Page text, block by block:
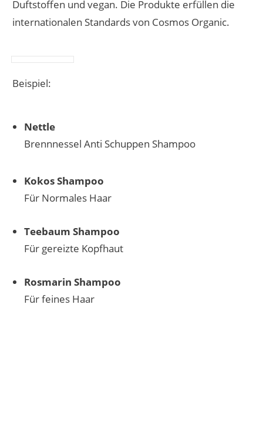
Duftstoffen und vegan. Die Produkte erfüllen die
internationalen Standards von Cosmos Organic.
Beispiel:
Nettle
Brennnessel Anti Schuppen Shampoo
Kokos Shampoo
Für Normales Haar
Teebaum Shampoo
Für gereizte Kopfhaut
Rosmarin Shampoo
Für feines Haar